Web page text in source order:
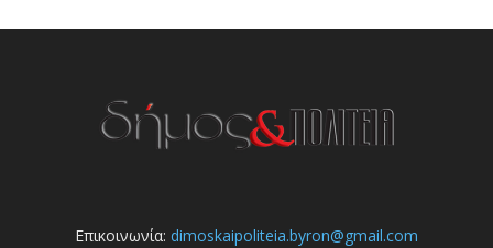
Επικοινωνία: dimoskaipoliteia.byron@gmail.com